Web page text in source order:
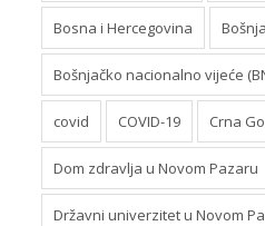
Bosna i Hercegovina
Bošnjačko nacionalno vijeće
covid COVID-19 Crna
Dom zdravlja u Novom Pazaru
Državni univerzitet u Novom